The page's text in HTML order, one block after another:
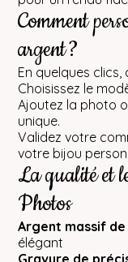
Comment
argent ?
En quelques
Choisissez le
Ajoutez la photo
unique.
Validez votre
votre bijou
La qualité et
Photos
Argent massif
élégant
Gravure de